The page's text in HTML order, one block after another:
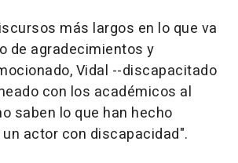
más largos en lo que va
de agradecimientos y
Vidal --discapacitado
con los académicos al
saben lo que han hecho
actor con discapacidad".